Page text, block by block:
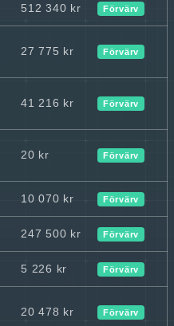
512 340 kr Förvärv
27 775 kr Förvärv
41 216 kr Förvärv
20 kr Förvärv
10 070 kr Förvärv
247 500 kr Förvärv
5 226 kr Förvärv
20 478 kr Förvärv